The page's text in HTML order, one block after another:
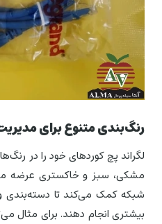
رنگ‌بندی متنوع برای
لگراند پچ کوردهای خود را در
مشکی، سبز و خاکستری عرضه
شبکه کمک می‌کند تا
بیشتری انجام دهند. برای مثال